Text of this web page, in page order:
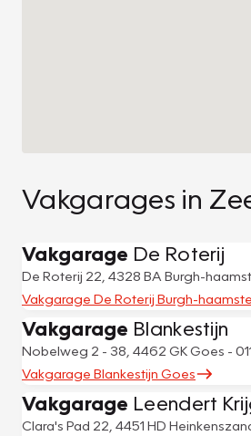
Vakgarages in
Vakgarage De Roterij
De Roterij 22, 4328 BA Burgh-
Vakgarage De Roterij Burgh-
Vakgarage Blankestijn
Nobelweg 2 - 38, 4462 GK Goes -
Vakgarage Blankestijn Goes
Vakgarage Leendert
Clara's Pad 22, 4451 HD